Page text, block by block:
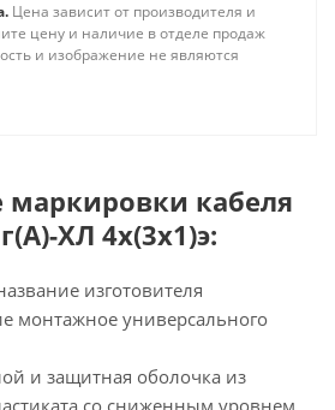
Цена зависит от производителя и
цену и наличие в отделе продаж
и изображение не являются
маркировки кабеля
ХЛ 4х(3х1)э:
изготовителя
монтажное универсального
и защитная оболочка из
со сниженным уровнем